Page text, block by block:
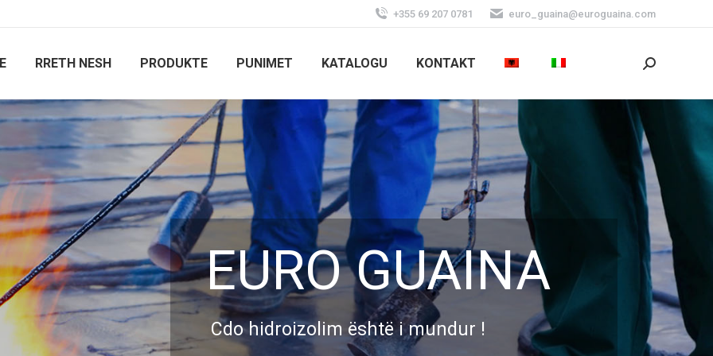
+355 69 207 0781 euro_guaina@euroguaina.com
RRETH NESH PRODUKTE PUNIMET KATALOGU KONTAKT Cerca:
EURO GUAINA
Cdo hidroizolim është i mundur !